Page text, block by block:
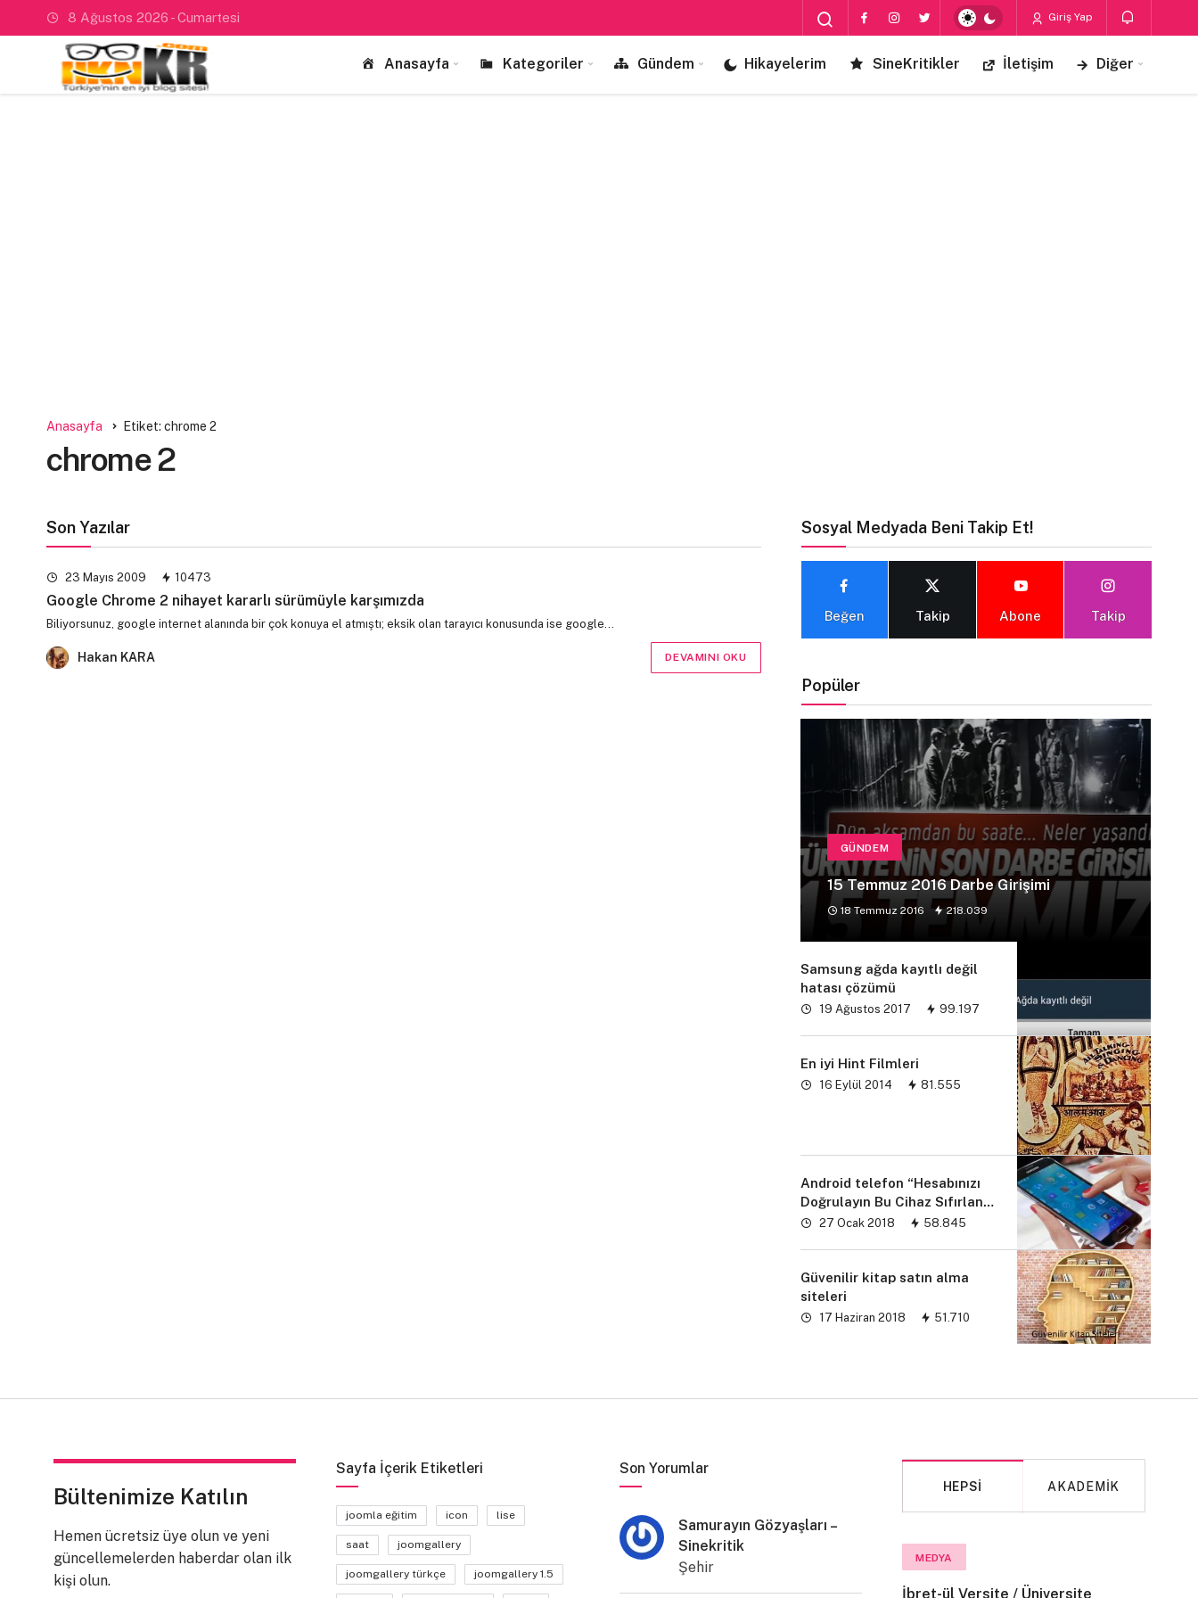
8 Ağustos 2026 - Cumartesi Giriş Yap
Anasayfa Kategoriler Gündem Hikayelerim SineKritikler İletişim Diğer
Anasayfa Etiket: chrome 2
chrome 2
Son Yazılar
23 Mayıs 2009 10473
Google Chrome 2 nihayet kararlı sürümüyle karşımızda
Biliyorsunuz, google internet alanında bir çok konuya el atmıştı; eksik olan tarayıcı konusunda ise google…
Hakan KARA DEVAMINI OKU
Sosyal Medyada Beni Takip Et!
Beğen Takip Abone Takip
Popüler
GÜNDEM
15 Temmuz 2016 Darbe Girişimi
18 Temmuz 2016 218.039
Samsung ağda kayıtlı değil
hatası çözümü
19 Ağustos 2017 99.197
En iyi Hint Filmleri
16 Eylül 2014 81.555
Android telefon “Hesabınızı
Doğrulayın Bu Cihaz Sıfırlandı
sorunu” çözümü
27 Ocak 2018 58.845
Güvenilir kitap satın alma
siteleri
17 Haziran 2018 51.710
Bültenimize Katılın
Hemen ücretsiz üye olun ve yeni
güncellemelerden haberdar olan ilk
kişi olun.
Sayfa İçerik Etiketleri
joomla eğitim icon lise
saat joomgallery
joomgallery türkçe joomgallery 1.5
Son Yorumlar
Samurayın Gözyaşları –
Sinekritik
Şehir
HEPSI AKADEMIK
MEDYA
İbret-ül Versite / Üniversite